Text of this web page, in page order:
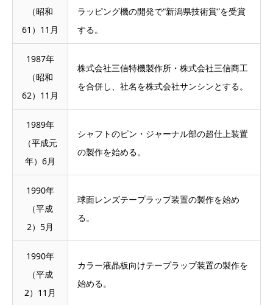
（昭和
61）11月
ラッピング機の開発で“新潟県技術賞”を受賞
する。
1987年
（昭和
62）11月
株式会社三信特機製作所・株式会社三信商工
を合併し、社名を株式会社サンシンとする。
1989年
（平成元
年）6月
シャフトのピン・ジャーナル部の超仕上装置
の製作を始める。
1990年
（平成
2）5月
球面レンズテープラップ装置の製作を始め
る。
1990年
（平成
2）11月
カラー液晶板向けテープラップ装置の製作を
始める。